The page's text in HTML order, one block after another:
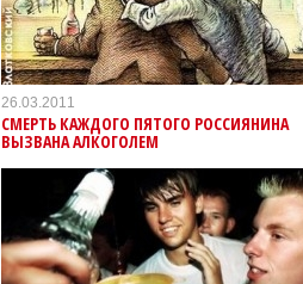
26.03.2011
СМЕРТЬ КАЖДОГО ПЯТОГО РОССИЯНИНА
ВЫЗВАНА АЛКОГОЛЕМ